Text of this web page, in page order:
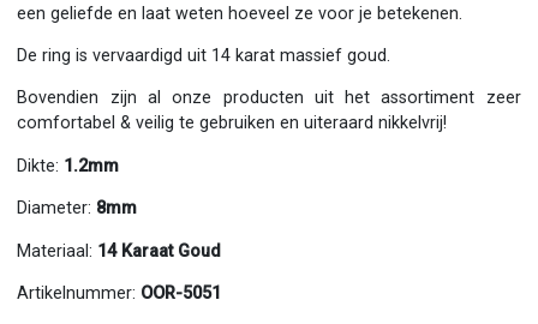
een geliefde en laat weten hoeveel ze voor je betekenen.
De ring is vervaardigd uit 14 karat massief goud.
Bovendien zijn al onze producten uit het assortiment zeer
comfortabel & veilig te gebruiken en uiteraard nikkelvrij!
Dikte: 1.2mm
Diameter: 8mm
Materiaal: 14 Karaat Goud
Artikelnummer: OOR-5051